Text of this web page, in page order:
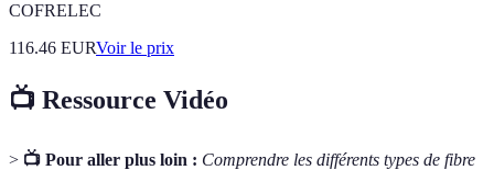
COFRELEC
116.46 EURVoir le prix
📺 Ressource Vidéo
> 📺 Pour aller plus loin : Comprendre les différents types de fibre